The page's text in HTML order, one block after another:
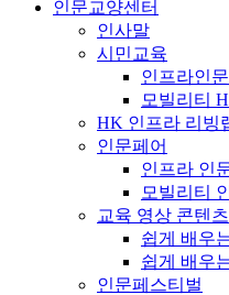
인문교양센터
인사말
시민교육
인프라인
모빌리티
HK 인프라 리빙
인문페어
인프라 인
모빌리티
교육 영상 콘텐츠
쉽게 배우
쉽게 배우
인문페스티벌